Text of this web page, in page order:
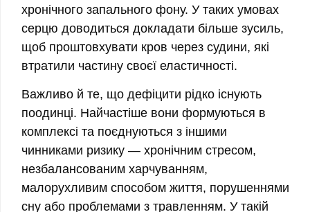
хронічного запального фону. У таких умовах
серцю доводиться докладати більше зусиль,
щоб проштовхувати кров через судини, які
втратили частину своєї еластичності.
Важливо й те, що дефіцити рідко існують
поодинці. Найчастіше вони формуються в
комплексі та поєднуються з іншими
чинниками ризику — хронічним стресом,
незбалансованим харчуванням,
малорухливим способом життя, порушеннями
сну або проблемами з травленням. У такій